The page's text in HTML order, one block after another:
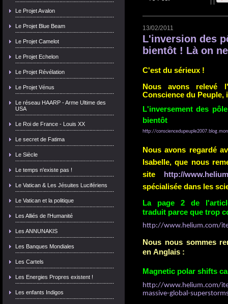
Le Projet Avalon
Le Projet Blue Beam
Le Projet Camelot
Le Projet Echelon
Le Projet Révélation
Le Projet Vénus
Le réseau HAARP - Arme Ultime des
USA
Le Roi de France - Louis XX
Le secret de Fatima
Le Siècle
Le temps n'existe pas !
Le Vatican & Les Jésuites Lucifériens
Le Vatican et la politique
Les Alliés de l'Humanité
Les ANNUNAKIS
Les Banques Mondiales
Les Cartels
Les Energies Propres existent !
Les enfants Indigos
13/02/2011
L'inversion des
bientôt ! Là on
C'est du sérieux !
Nous avons relevé
Conscience du Peuple,
L'inversement des
bientôt
http://
Nous avons regardé
Isabelle, que nous
site
http://
spécialisée dans les
La page 2 de
traduit parce que trop
http://www.helium.com/
Nous nous sommes
en Anglais :
Magnetic polar shifts
http://www.helium.com/
massive-global-